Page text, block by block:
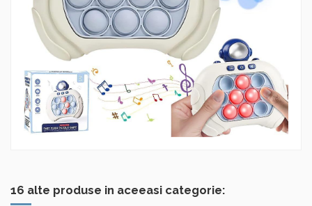
16 alte produse in aceeasi categorie: